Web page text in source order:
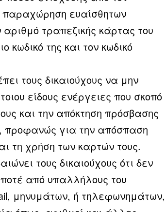
παραχώρηση ευαίσθητων
τραπεζικής κάρτας του
κωδικό της και τον κωδικό
τους δικαιούχους να μην
είδους ενέργειες που σκοπό
και την απόκτηση πρόσβασης
προφανώς για την απόσπαση
τη χρήση των καρτών τους.
τους δικαιούχους ότι δεν
από υπαλλήλους του
μηνυμάτων, ή τηλεφωνημάτων,